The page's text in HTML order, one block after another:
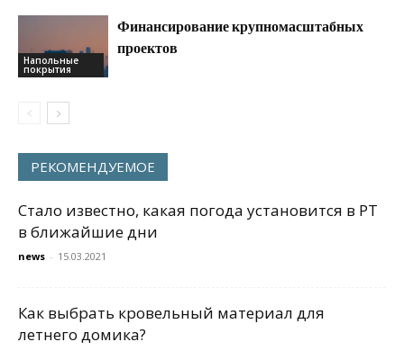
Напольные
покрытия
Финансирование крупномасштабных
проектов
РЕКОМЕНДУЕМОЕ
Стало известно, какая погода установится в РТ
в ближайшие дни
news - 15.03.2021
Как выбрать кровельный материал для
летнего домика?